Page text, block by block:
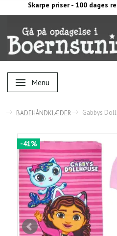
Skarpe priser - 100 dages
Skifte navigation
Menu
BADEHÅNDKLÆDER Gabbys
-41%